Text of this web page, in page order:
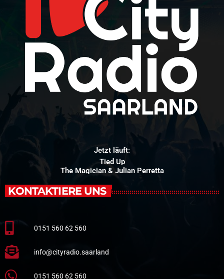
Jetzt läuft:
Everybody Everybody
Black Box
KONTAKTIERE UNS
0151 560 62 560
info@cityradio.saarland
0151 560 62 560